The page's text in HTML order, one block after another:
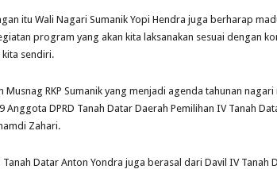
itu Wali Nagari Sumanik Yopi Hendra juga berharap
program yang akan kita laksanakan sesuai dengan
sendiri.
Musnag RKP Sumanik yang menjadi agenda tahunan
Anggota DPRD Tanah Datar Daerah Pemilihan IV Tanah
Zahari.
Tanah Datar Anton Yondra juga berasal dari Davil IV